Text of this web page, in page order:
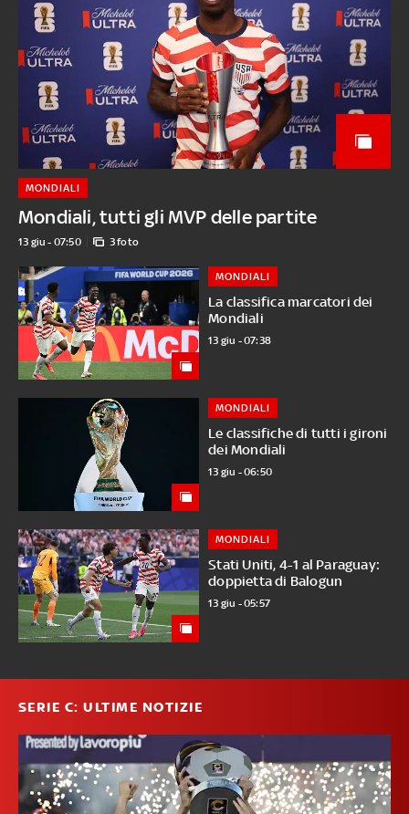
Mondiali, tutti gli MVP delle partite
MONDIALI
13 giu - 07:50 3 foto
La classifica marcatori dei
Mondiali
MONDIALI
13 giu - 07:38
Le classifiche di tutti i gironi
dei Mondiali
MONDIALI
13 giu - 06:50
Stati Uniti, 4-1 al Paraguay:
doppietta di Balogun
MONDIALI
13 giu - 05:57
SERIE C: ULTIME NOTIZIE